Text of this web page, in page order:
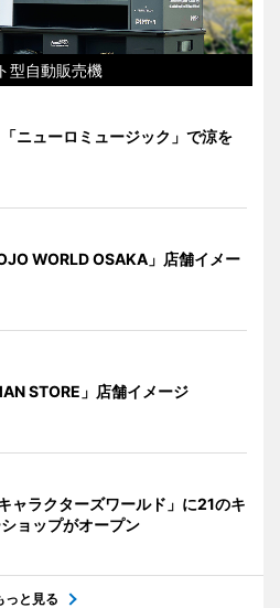
型自動販売機
ニューロミュージック」で涼を
WORLD OSAKA」店舗イメー
STORE」店舗イメージ
ャラクターズワールド」に21のキ
ョップがオープン
っと見る